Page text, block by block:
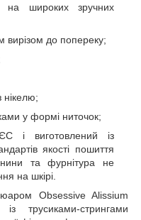
широких зручних
вирізом до попереку;
нікелю;
у формі ниточок;
і виготовлений із
якості пошиття
та фурнітура не
на шкірі.
Obsessive Alissium
трусиками-стрингами